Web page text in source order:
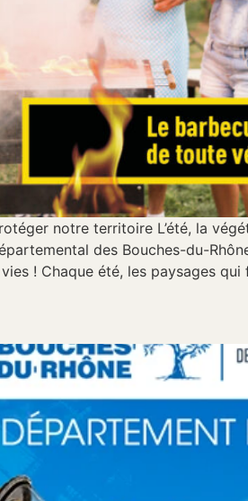
notre territoire L’été, la
des Bouches-du-
! Chaque été, les paysages